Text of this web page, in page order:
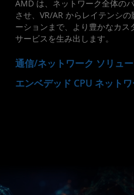
AMD は、ネットワーク全体の
させ、VR/AR からレイテンシ
ーションまで、より豊かなカ
サービスを生み出します。
通信/ネットワーク ソリュ
エンベデッド CPU ネット